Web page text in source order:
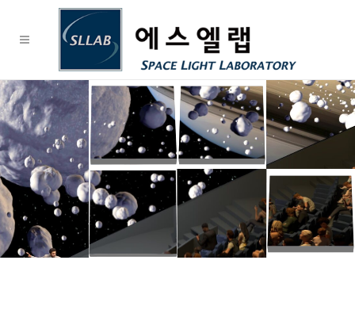
A Universe of Experience
THE BEST PLANETARIUM